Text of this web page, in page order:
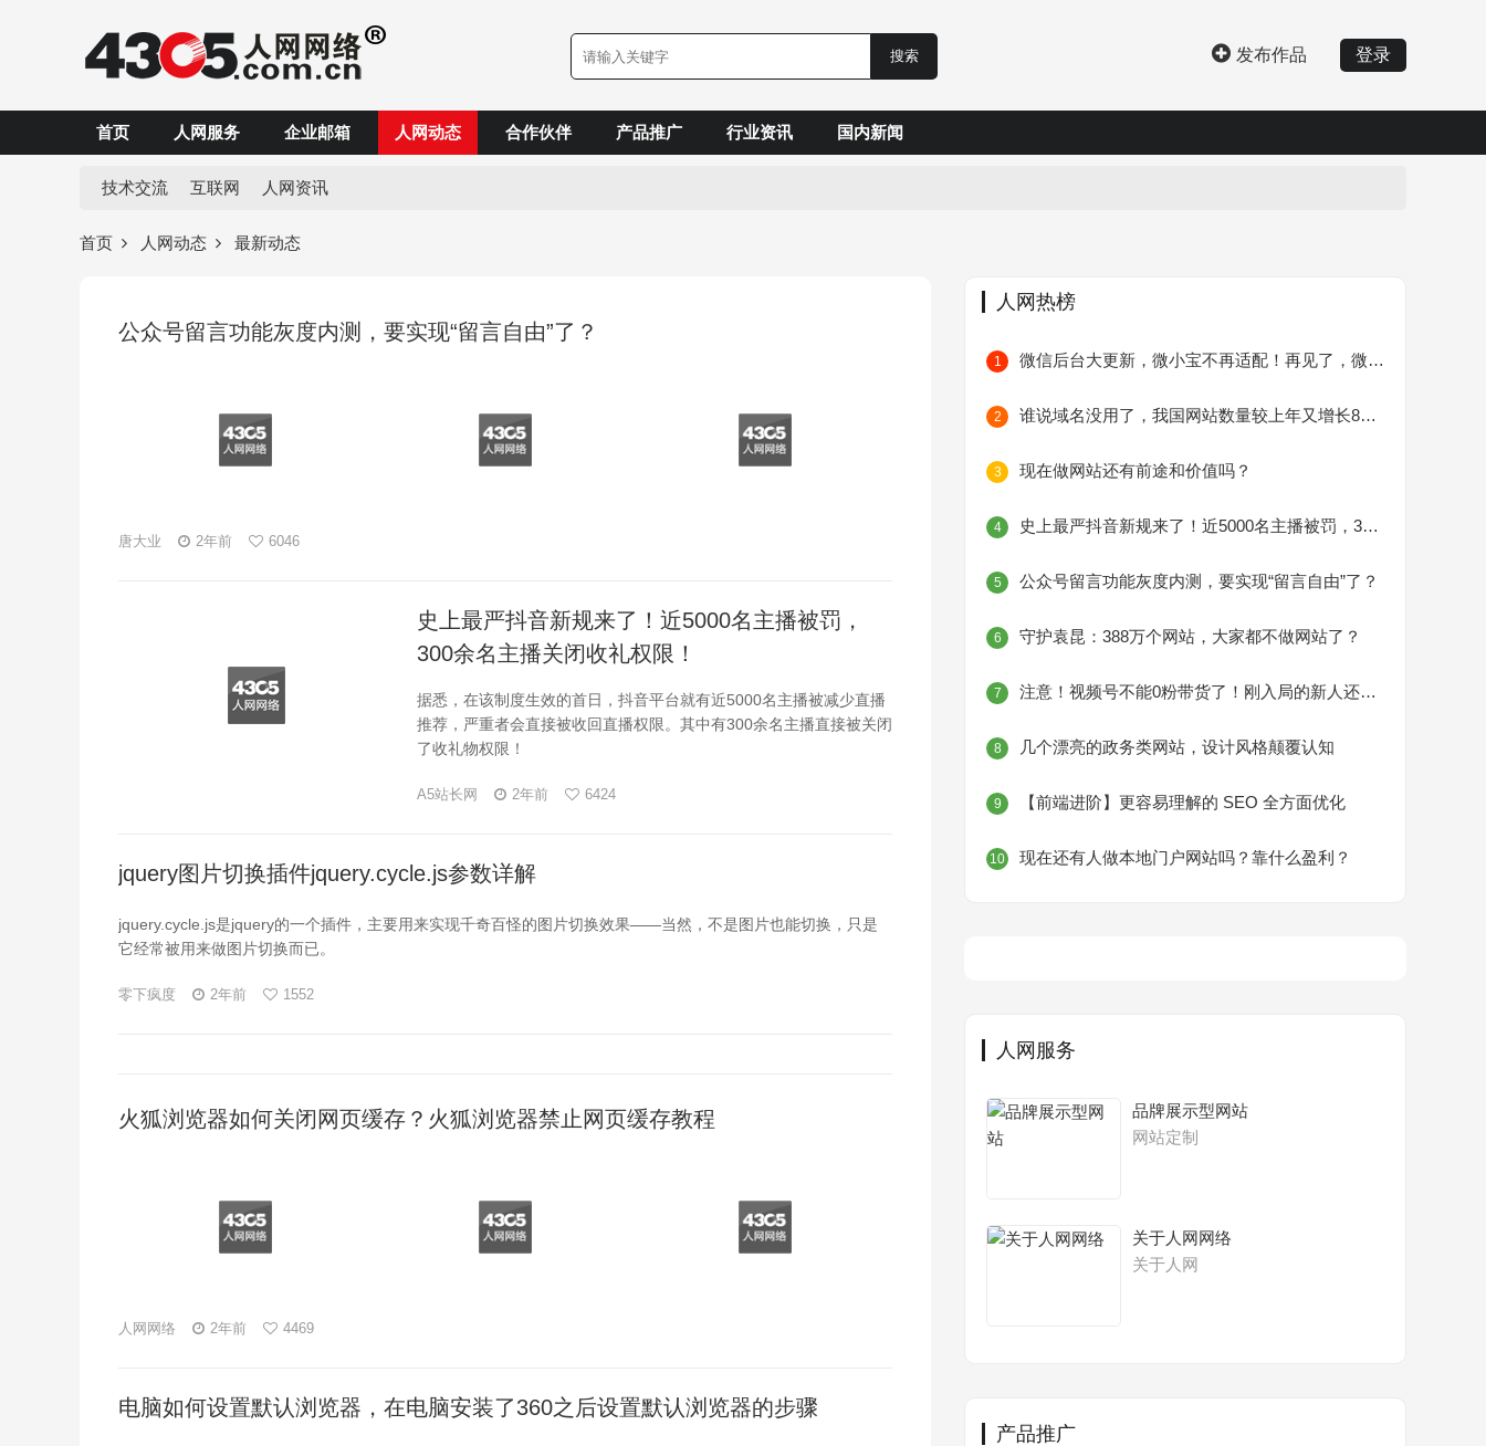
发布作品 登录
首页 人网服务 企业邮箱 人网动态 合作伙伴 产品推广 行业资讯 国内新闻
技术交流 互联网 人网资讯
首页 人网动态 最新动态
公众号留言功能灰度内测，要实现“留言自由”了？
唐大业 2年前 6046
史上最严抖音新规来了！近5000名主播被罚，
300余名主播关闭收礼权限！
据悉，在该制度生效的首日，抖音平台就有近5000名主播被减少直播
推荐，严重者会直接被收回直播权限。其中有300余名主播直接被关闭
了收礼物权限！
A5站长网 2年前 6424
jquery图片切换插件jquery.cycle.js参数详解
jquery.cycle.js是jquery的一个插件，主要用来实现千奇百怪的图片切换效果——当然，不是图片也能切换，只是
它经常被用来做图片切换而已。
零下疯度 2年前 1552
火狐浏览器如何关闭网页缓存？火狐浏览器禁止网页缓存教程
人网网络 2年前 4469
电脑如何设置默认浏览器，在电脑安装了360之后设置默认浏览器的步骤
人网热榜
1 微信后台大更新，微小宝不再适配！再见了，微小宝
2 谁说域名没用了，我国网站数量较上年又增长8万个
3 现在做网站还有前途和价值吗？
4 史上最严抖音新规来了！近5000名主播被罚，300余名主播关闭收礼权限！
5 公众号留言功能灰度内测，要实现“留言自由”了？
6 守护袁昆：388万个网站，大家都不做网站了？
7 注意！视频号不能0粉带货了！刚入局的新人还能有机会吗？
8 几个漂亮的政务类网站，设计风格颠覆认知
9 【前端进阶】更容易理解的 SEO 全方面优化
10 现在还有人做本地门户网站吗？靠什么盈利？
人网服务
品牌展示型网站
网站定制
关于人网网络
关于人网
产品推广